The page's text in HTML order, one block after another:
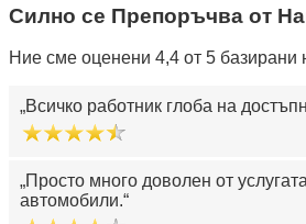
Силно се Препоръчва от
Ние сме оценени 4,4 от 5 базирани
Всичко работник глоба на
Просто много доволен от
автомобили.